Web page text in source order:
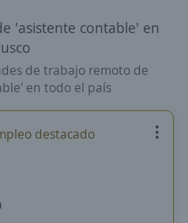
'asistente contable' en
de trabajo remoto de
en todo el país
destacado